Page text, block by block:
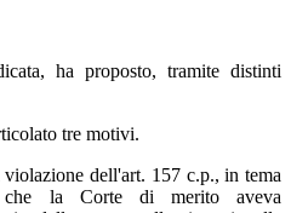
ha proposto, tramite distinti
tre motivi.
dell'art. 157 c.p., in tema
che la Corte di merito aveva